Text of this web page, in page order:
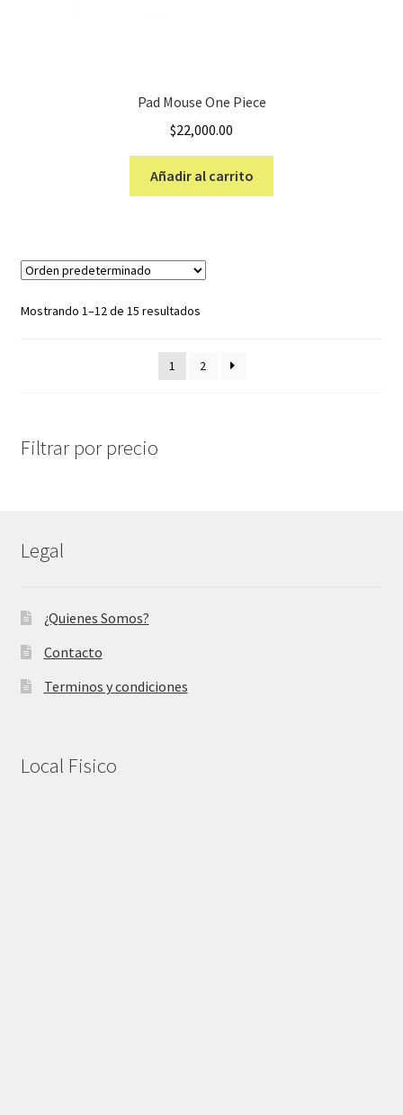
Pad Mouse One Piece
$22,000.00
Añadir al carrito
Mostrando 1–12 de 15 resultados
1 2
Filtrar por precio
Legal
¿Quienes Somos?
Contacto
Terminos y condiciones
Local Fisico